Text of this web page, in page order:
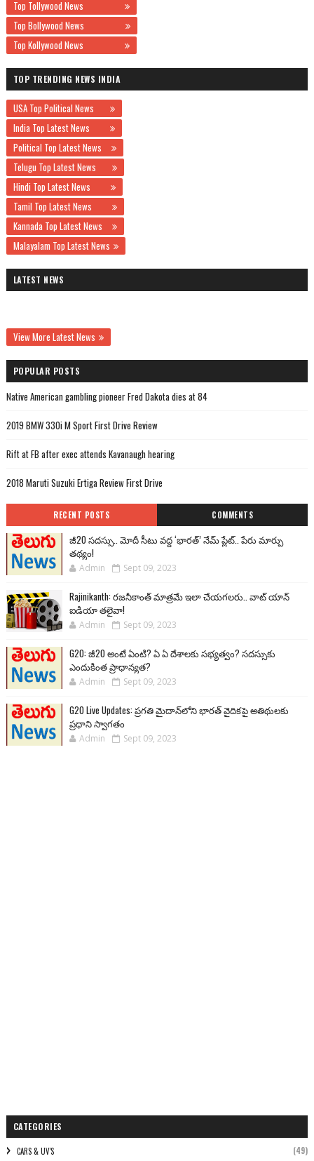
Top Tollywood News
Top Bollywood News
Top Kollywood News
TOP TRENDING NEWS INDIA
USA Top Political News
India Top Latest News
Political Top Latest News
Telugu Top Latest News
Hindi Top Latest News
Tamil Top Latest News
Kannada Top Latest News
Malayalam Top Latest News
LATEST NEWS
View More Latest News
POPULAR POSTS
Native American gambling pioneer Fred Dakota dies at 84
2019 BMW 330i M Sport First Drive Review
Rift at FB after exec attends Kavanaugh hearing
2018 Maruti Suzuki Ertiga Review First Drive
RECENT POSTS COMMENTS
జీ20 సదస్సు.. మోదీ సీటు వద్ద ‘భారత్’ నేమ్ ప్లేట్‌.. పేరు మార్పు
తథ్యం!
Admin Sept 09, 2023
Rajinikanth: రజనీకాంత్ మాత్రమే ఇలా చేయగలరు.. వాట్ యాన్
ఐడియా తలైవా!
Admin Sept 09, 2023
G20: జీ20 అంటే ఏంటి? ఏ ఏ దేశాలకు సభ్యత్వం? సదస్సుకు
ఎందుకింత ప్రాధాన్యత?
Admin Sept 09, 2023
G20 Live Updates: ప్రగతి మైదాన్‌లోని భారత్ వైదికపై అతిథులకు
ప్రధాని స్వాగతం
Admin Sept 09, 2023
CATEGORIES
CARS & UV'S (49)